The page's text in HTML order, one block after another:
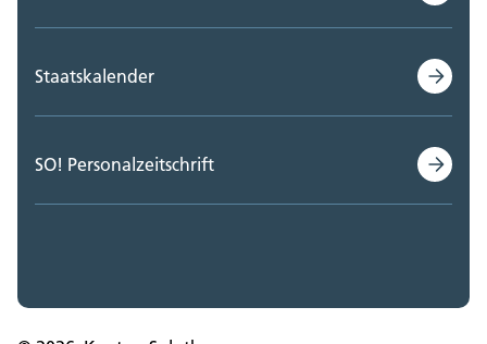
Staatskalender
SO! Personalzeitschrift